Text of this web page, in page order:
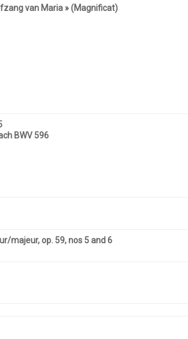
van Maria »(Magnificat)
BWV 596
majeur, op. 59, nos 5 and 6